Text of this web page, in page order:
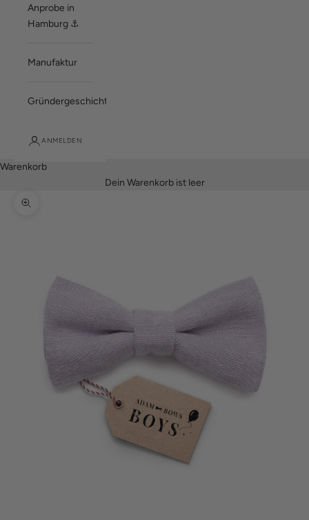
Anprobe in
Hamburg ⚓
Manufaktur
Gründergeschichte
ANMELDEN
Warenkorb
Dein Warenkorb ist leer
Bild vergrößern